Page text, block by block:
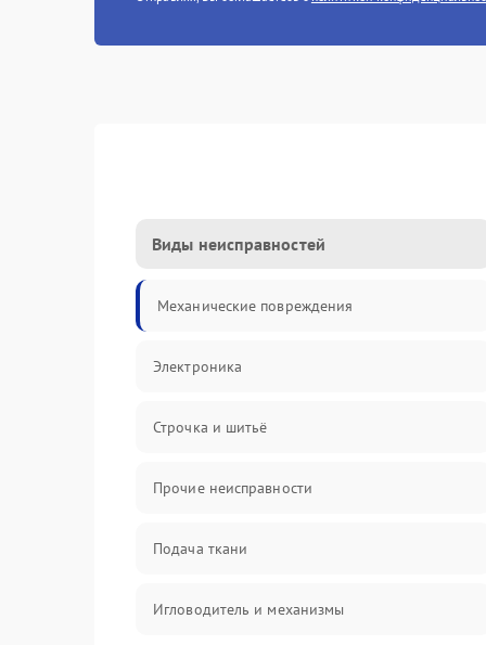
Виды неисправностей
Механические повреждения
Электроника
Строчка и шитьё
Прочие неисправности
Подача ткани
Игловодитель и механизмы